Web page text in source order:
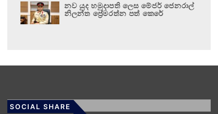
නව යුද හමුදාපති ලෙස මේජර් ජෙනරාල්
නිලන්ත ප්‍රේමරත්න පත් කෙරේ
SOCIAL SHARE